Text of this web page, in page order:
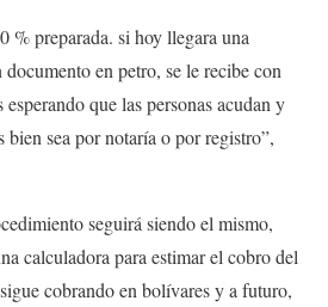
% preparada. si hoy llegara una
en petro, se le recibe con
que las personas acudan y
bien sea por notaría o por registro”,
seguirá siendo el mismo,
calculadora para estimar el cobro del
cobrando en bolívares y a futuro,